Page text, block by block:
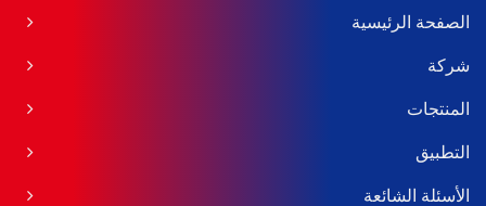
الصفحة الرئيسية
شركة
المنتجات
التطبيق
الأسئلة الشائعة